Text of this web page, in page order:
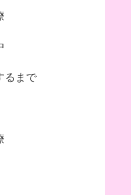
るまで